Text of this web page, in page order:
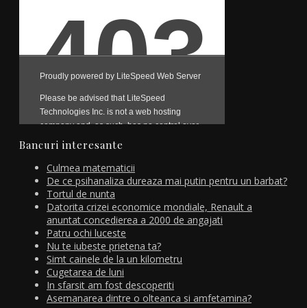
Bancuri interesante
Culmea matematicii
De ce psihanaliza dureaza mai putin pentru un barbat?
Tortul de nunta
Datorita crizei economice mondiale, Renault a
anuntat concedierea a 2000 de angajati
Patru ochi luceste
Nu te iubeste prietena ta?
Simt cainele de la un kilometru
Cugetarea de luni
In sfarsit am fost descoperiti
Asemanarea dintre o olteanca si amfetamina?